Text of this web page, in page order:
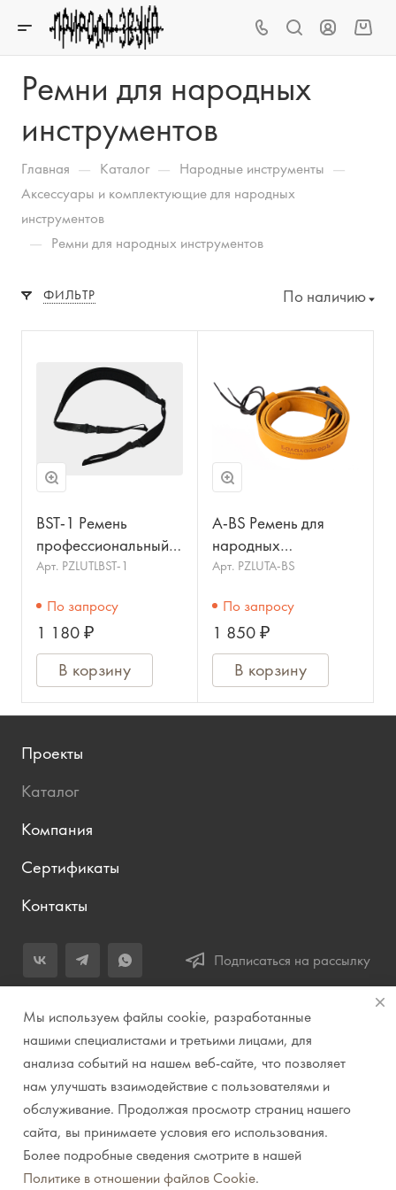
Ремни для народных
инструментов
Главная — Каталог — Народные инструменты —
Аксессуары и комплектующие для народных
инструментов
— Ремни для народных инструментов
ФИЛЬТР По наличию
BST-1 Ремень
профессиональный
для банджо,
Арт. PZLUTLBST-1
По запросу
1 180 ₽
В корзину
A-BS Ремень для
народных
инструментов,
БАЛАЛАЙКЕРЪ
Арт. PZLUTA-BS
По запросу
1 850 ₽
В корзину
Проекты
Каталог
Компания
Сертификаты
Контакты
Подписаться на рассылку
+7 (343) 283-04-11
Заказать звонок
info@prirodazvuka.ru
620144, г. Екатеринбург, ул. Хохрякова, д. 98, салон 27, ТЦ
«Весенний», 2 этаж, Центральный вход с ул. Куйбышева
© 2007-2026 Компания "Природа звука" // Звук. Свет.
Мы используем файлы cookie, разработанные
нашими специалистами и третьими лицами, для
анализа событий на нашем веб-сайте, что позволяет
нам улучшать взаимодействие с пользователями и
обслуживание. Продолжая просмотр страниц нашего
сайта, вы принимаете условия его использования.
Более подробные сведения смотрите в нашей
Политике в отношении файлов Cookie.